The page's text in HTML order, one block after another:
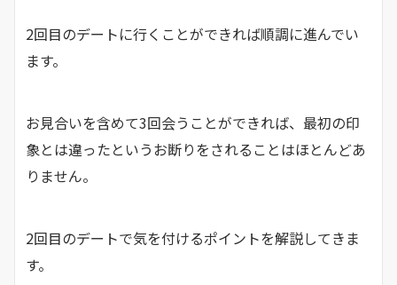
2回目のデートに行くことができれば順調に進んでい
ます。
お見合いを含めて3回会うことができれば、最初の印
象とは違ったというお断りをされることはほとんどあ
りません。
2回目のデートで気を付けるポイントを解説してきま
す。